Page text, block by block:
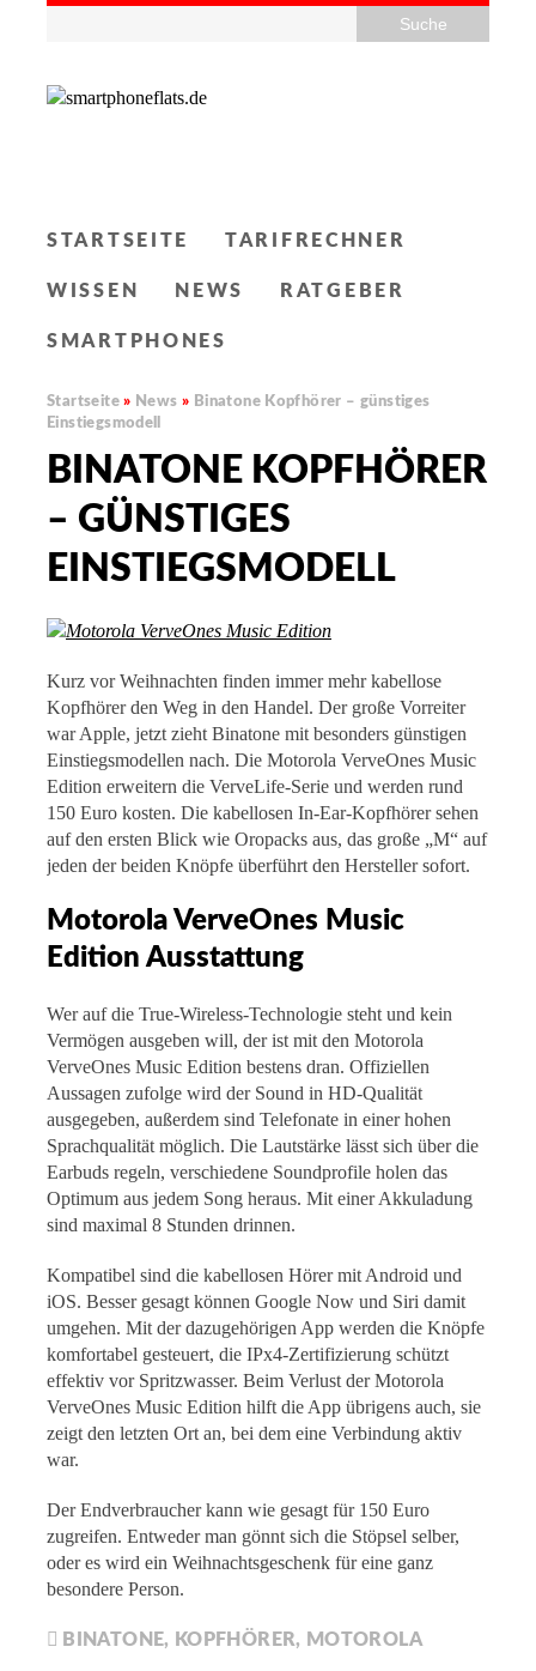
STARTSEITE TARIFRECHNER
WISSEN NEWS RATGEBER
SMARTPHONES
Startseite » News » Binatone Kopfhörer – günstiges
Einstiegsmodell
BINATONE KOPFHÖRER
– GÜNSTIGES
EINSTIEGSMODELL
Kurz vor Weihnachten finden immer mehr kabellose
Kopfhörer den Weg in den Handel. Der große Vorreiter
war Apple, jetzt zieht Binatone mit besonders günstigen
Einstiegsmodellen nach. Die Motorola VerveOnes Music
Edition erweitern die VerveLife-Serie und werden rund
150 Euro kosten. Die kabellosen In-Ear-Kopfhörer sehen
auf den ersten Blick wie Oropacks aus, das große „M“ auf
jeden der beiden Knöpfe überführt den Hersteller sofort.
Motorola VerveOnes Music
Edition Ausstattung
Wer auf die True-Wireless-Technologie steht und kein
Vermögen ausgeben will, der ist mit den Motorola
VerveOnes Music Edition bestens dran. Offiziellen
Aussagen zufolge wird der Sound in HD-Qualität
ausgegeben, außerdem sind Telefonate in einer hohen
Sprachqualität möglich. Die Lautstärke lässt sich über die
Earbuds regeln, verschiedene Soundprofile holen das
Optimum aus jedem Song heraus. Mit einer Akkuladung
sind maximal 8 Stunden drinnen.
Kompatibel sind die kabellosen Hörer mit Android und
iOS. Besser gesagt können Google Now und Siri damit
umgehen. Mit der dazugehörigen App werden die Knöpfe
komfortabel gesteuert, die IPx4-Zertifizierung schützt
effektiv vor Spritzwasser. Beim Verlust der Motorola
VerveOnes Music Edition hilft die App übrigens auch, sie
zeigt den letzten Ort an, bei dem eine Verbindung aktiv
war.
Der Endverbraucher kann wie gesagt für 150 Euro
zugreifen. Entweder man gönnt sich die Stöpsel selber,
oder es wird ein Weihnachtsgeschenk für eine ganz
besondere Person.
BINATONE, KOPFHÖRER, MOTOROLA